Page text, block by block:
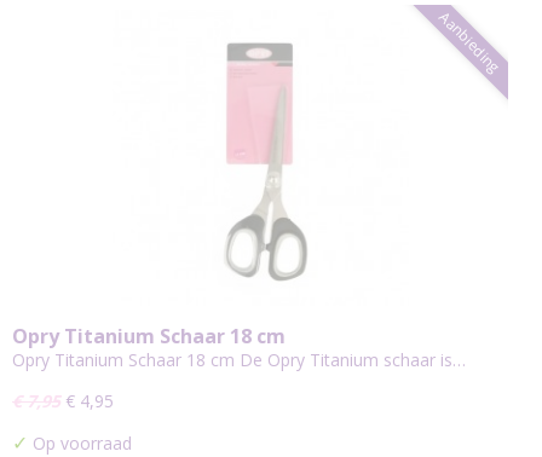
Aanbieding
Opry Titanium Schaar 18 cm
Opry Titanium Schaar 18 cm De Opry Titanium schaar is…
€ 7,95 € 4,95
✓ Op voorraad